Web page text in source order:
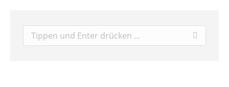
Search: